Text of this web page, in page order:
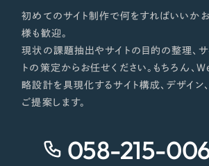
初めてのサイト制作で何をすればいいか
様も歓迎。
現状の課題抽出やサイトの目的の整理、サ
トの策定からお任せください。もちろん、
略設計を具現化するサイト構成、デザイン
ご提案します。
058-215-